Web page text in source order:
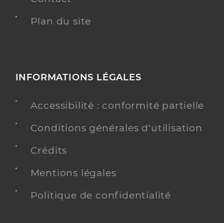
Plan du site
INFORMATIONS LÉGALES
Accessibilité : conformité partielle
Conditions générales d'utilisation
Crédits
Mentions légales
Politique de confidentialité